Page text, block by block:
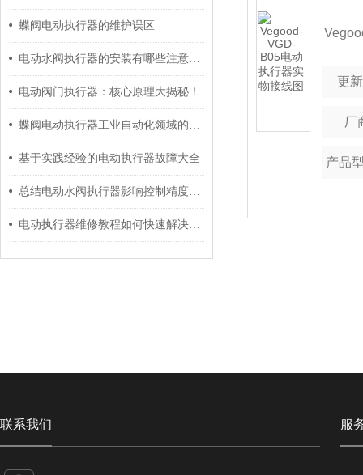
蝶阀电动执行器的维护误区
电动水阀执行器的安装有哪些注意事项
电动阀门执行器：核心原理大揭秘！
蝶阀电动执行器工业自动化领域的灵巧舞者
基于实践经验的电动执行器故障大全
总结电动水阀执行器影响控制精度的原因以及解决方法
电动执行器维修教程如何快速解决常见故障
用
动设
接线
更
厂
产品
联系我们 服